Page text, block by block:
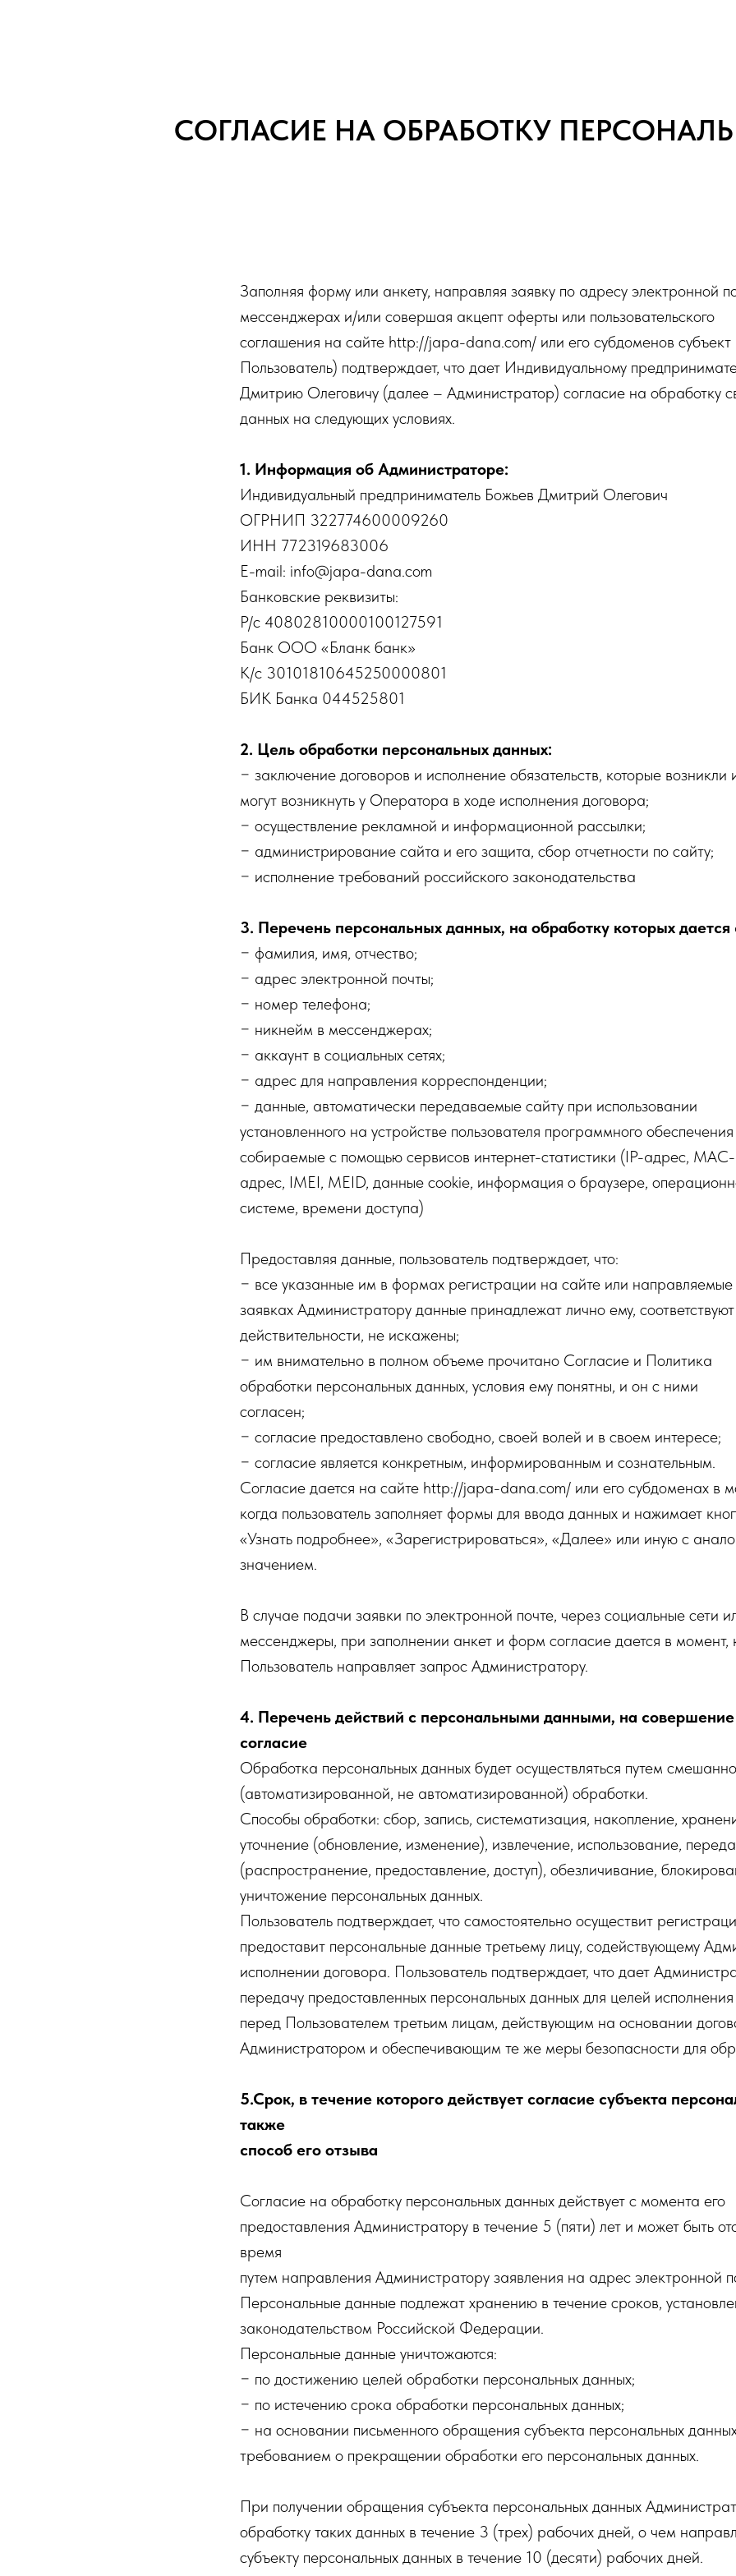
СОГЛАСИЕ НА ОБРАБОТКУ
Заполняя форму или анкету, направляя заявку по адресу электронной
мессенджерах и/или совершая акцепт оферты или пользовательского
соглашения на сайте http://japa-dana.com/ или его субдоменов
Пользователь) подтверждает, что дает Индивидуальному
Дмитрию Олеговичу (далее – Администратор) согласие на обработку
данных на следующих условиях.
1. Информация об Администраторе:
Индивидуальный предприниматель Божьев Дмитрий Олегович
ОГРНИП 322774600009260
ИНН 772319683006
E-mail: info@japa-dana.com
Банковские реквизиты:
Р/с 40802810000100127591
Банк ООО «Бланк банк»
К/с 30101810645250000801
БИК Банка 044525801
2. Цель обработки персональных данных:
− заключение договоров и исполнение обязательств, которые возникли
могут возникнуть у Оператора в ходе исполнения договора;
− осуществление рекламной и информационной рассылки;
− администрирование сайта и его защита, сбор отчетности по сайту;
− исполнение требований российского законодательства
3. Перечень персональных данных, на обработку которых дается
− фамилия, имя, отчество;
− адрес электронной почты;
− номер телефона;
− никнейм в мессенджерах;
− аккаунт в социальных сетях;
− адрес для направления корреспонденции;
− данные, автоматически передаваемые сайту при использовании
установленного на устройстве пользователя программного
собираемые с помощью сервисов интернет-статистики (IP-адрес, MAC-
адрес, IMEI, MEID, данные cookie, информация о браузере,
системе, времени доступа)
Предоставляя данные, пользователь подтверждает, что:
− все указанные им в формах регистрации на сайте или направляемые
заявках Администратору данные принадлежат лично ему, соответствуют
действительности, не искажены;
− им внимательно в полном объеме прочитано Согласие и Политика
обработки персональных данных, условия ему понятны, и он с ними
согласен;
− согласие предоставлено свободно, своей волей и в своем интересе;
− согласие является конкретным, информированным и сознательным.
Согласие дается на сайте http://japa-dana.com/ или его субдоменах в
когда пользователь заполняет формы для ввода данных и нажимает
«Узнать подробнее», «Зарегистрироваться», «Далее» или иную с
значением.
В случае подачи заявки по электронной почте, через социальные сети
мессенджеры, при заполнении анкет и форм согласие дается в момент,
Пользователь направляет запрос Администратору.
4. Перечень действий с персональными данными, на совершение
согласие
Обработка персональных данных будет осуществляться путем
(автоматизированной, не автоматизированной) обработки.
Способы обработки: сбор, запись, систематизация, накопление,
уточнение (обновление, изменение), извлечение, использование,
(распространение, предоставление, доступ), обезличивание,
уничтожение персональных данных.
Пользователь подтверждает, что самостоятельно осуществит
предоставит персональные данные третьему лицу, содействующему
исполнении договора. Пользователь подтверждает, что дает
передачу предоставленных персональных данных для целей исполнения
перед Пользователем третьим лицам, действующим на основании
Администратором и обеспечивающим те же меры безопасности для
5.Срок, в течение которого действует согласие субъекта
также
способ его отзыва
Согласие на обработку персональных данных действует с момента его
предоставления Администратору в течение 5 (пяти) лет и может быть
время
путем направления Администратору заявления на адрес электронной
Персональные данные подлежат хранению в течение сроков,
законодательством Российской Федерации.
Персональные данные уничтожаются:
− по достижению целей обработки персональных данных;
− по истечению срока обработки персональных данных;
− на основании письменного обращения субъекта персональных
требованием о прекращении обработки его персональных данных.
При получении обращения субъекта персональных данных
обработку таких данных в течение 3 (трех) рабочих дней, о чем
субъекту персональных данных в течение 10 (десяти) рабочих дней.